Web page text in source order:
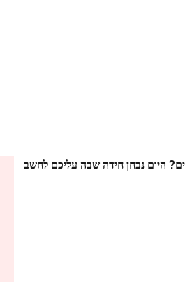
היום נבחן חידה שבה עליכם לחשב